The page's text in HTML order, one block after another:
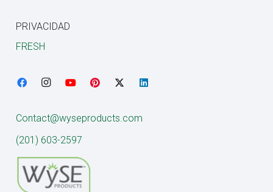
PRIVACIDAD
FRESH
Contact@wyseproducts.com
(201) 603-2597